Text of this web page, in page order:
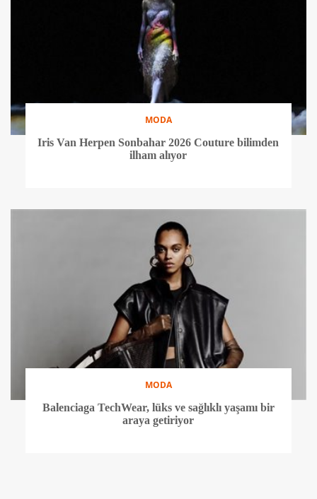
MODA
Iris Van Herpen Sonbahar 2026 Couture bilimden
ilham alıyor
MODA
Balenciaga TechWear, lüks ve sağlıklı yaşamı bir
araya getiriyor